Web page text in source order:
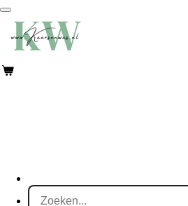
Ga
direct
naar
de